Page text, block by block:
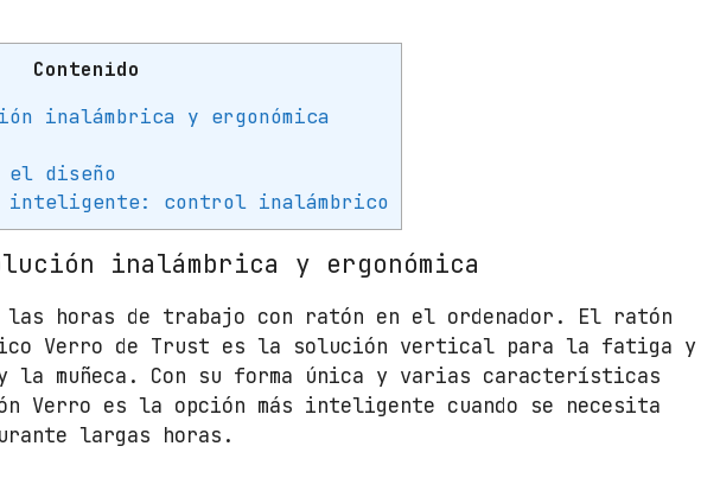
n
l
b
r
i
o
T
r
u
Contenido
inalámbrica y ergonómica
el diseño
inteligente: control inalámbrico
inalámbrica y ergonómica
las horas de trabajo con ratón en el ordenador. El ratón
Verro de Trust es la solución vertical para la fatiga y
muñeca. Con su forma única y varias características
Verro es la opción más inteligente cuando se necesita
largas horas.